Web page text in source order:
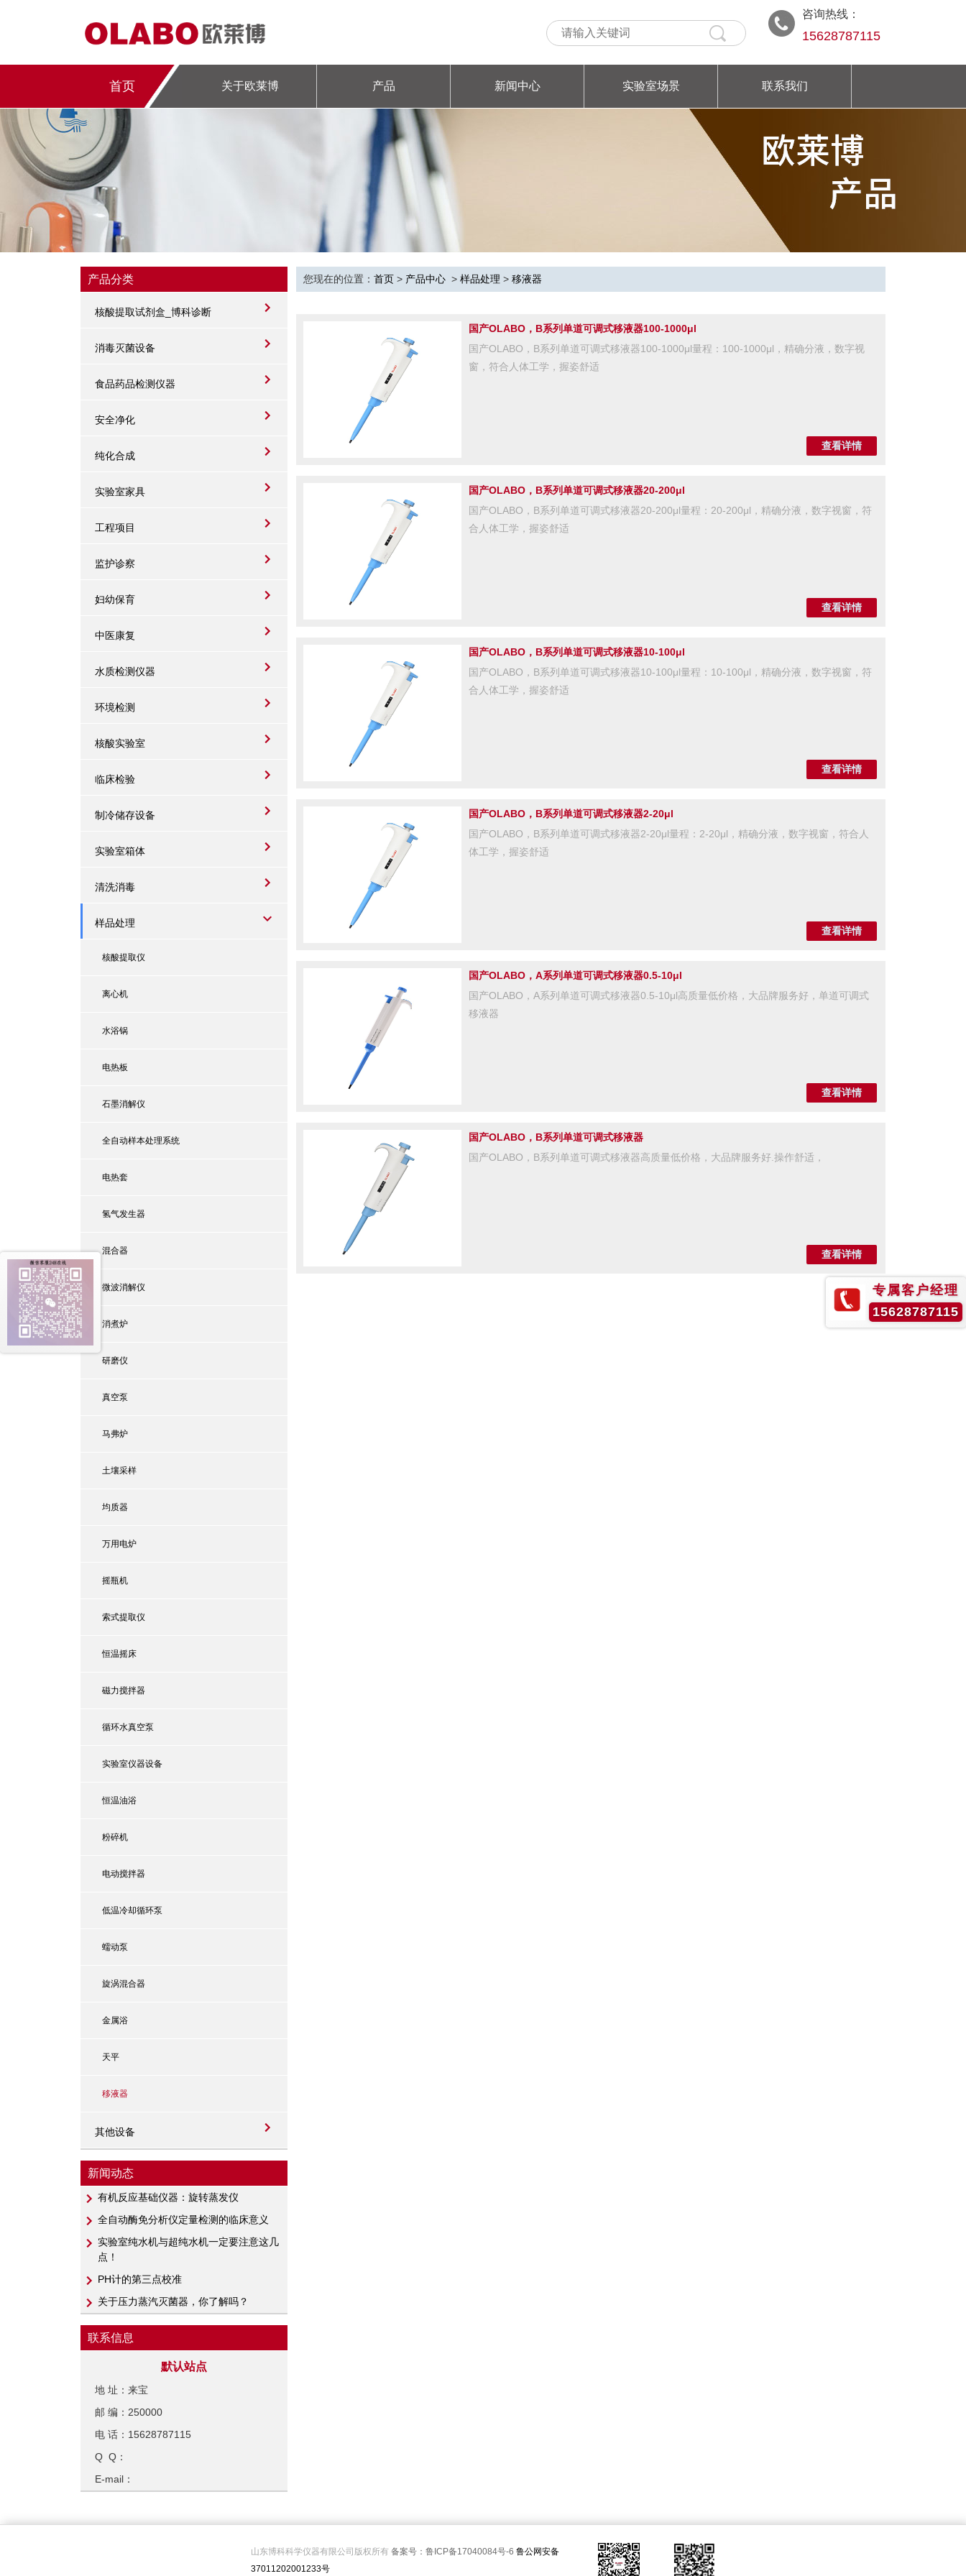
咨询热线：
15628787115
首页 关于欧莱博 产品 新闻中心 实验室场景 联系我们
商城
产品分类
核酸提取试剂盒_博科诊断
消毒灭菌设备
食品药品检测仪器
安全净化
纯化合成
实验室家具
工程项目
监护诊察
妇幼保育
中医康复
水质检测仪器
环境检测
核酸实验室
临床检验
制冷储存设备
实验室箱体
清洗消毒
样品处理
核酸提取仪
离心机
水浴锅
电热板
石墨消解仪
全自动样本处理系统
电热套
氢气发生器
混合器
微波消解仪
消煮炉
研磨仪
真空泵
马弗炉
土壤采样
均质器
万用电炉
摇瓶机
索式提取仪
恒温摇床
磁力搅拌器
循环水真空泵
实验室仪器设备
恒温油浴
粉碎机
电动搅拌器
低温冷却循环泵
蠕动泵
旋涡混合器
金属浴
天平
移液器
其他设备
新闻动态
有机反应基础仪器：旋转蒸发仪
全自动酶免分析仪定量检测的临床意义
实验室纯水机与超纯水机一定要注意这几
点！
PH计​的第三点校准
关于压力蒸汽灭菌器，你了解吗？
联系信息
默认站点
地 址：来宝
邮 编：250000
电 话：15628787115
Q Q：
E-mail：
您现在的位置： 首页 > 产品中心 > 样品处理 > 移液器
国产OLABO，B系列单道可调式移液器100-1000μl
国产OLABO，B系列单道可调式移液器100-1000μl量程：100-1000μl，精确分液，数字视
窗，符合人体工学，握姿舒适
查看详情
国产OLABO，B系列单道可调式移液器20-200μl
国产OLABO，B系列单道可调式移液器20-200μl量程：20-200μl，精确分液，数字视窗，符
合人体工学，握姿舒适
查看详情
国产OLABO，B系列单道可调式移液器10-100μl
国产OLABO，B系列单道可调式移液器10-100μl量程：10-100μl，精确分液，数字视窗，符
合人体工学，握姿舒适
查看详情
国产OLABO，B系列单道可调式移液器2-20μl
国产OLABO，B系列单道可调式移液器2-20μl量程：2-20μl，精确分液，数字视窗，符合人
体工学，握姿舒适
查看详情
国产OLABO，A系列单道可调式移液器0.5-10μl
国产OLABO，A系列单道可调式移液器0.5-10μl高质量低价格，大品牌服务好，单道可调式
移液器
查看详情
国产OLABO，B系列单道可调式移液器
国产OLABO，B系列单道可调式移液器高质量低价格，大品牌服务好.操作舒适，
查看详情
山东博科科学仪器有限公司版权所有备案号：鲁ICP备17040084号-6鲁公网安备
37011202001233号
专属客户经理
15628787115